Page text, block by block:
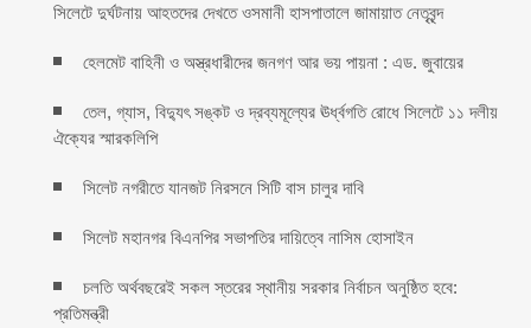
সিলেটে দুর্ঘটনায় আহতদের দেখতে ওসমানী হাসপাতালে জামায়াত নেতৃবৃন্দ
হেলমেট বাহিনী ও অস্ত্রধারীদের জনগণ আর ভয় পায়না : এড. জুবায়ের
তেল, গ্যাস, বিদ্যুৎ সঙ্কট ও দ্রব্যমূল্যের ঊর্ধ্বগতি রোধে সিলেটে ১১ দলীয়
ঐক্যের স্মারকলিপি
সিলেট নগরীতে যানজট নিরসনে সিটি বাস চালুর দাবি
সিলেট মহানগর বিএনপির সভাপতির দায়িত্বে নাসিম হোসাইন
চলতি অর্থবছরেই সকল স্তরের স্থানীয় সরকার নির্বাচন অনুষ্ঠিত হবে:
প্রতিমন্ত্রী